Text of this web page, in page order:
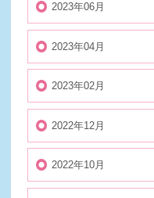
2023年06月
2023年04月
2023年02月
2022年12月
2022年10月